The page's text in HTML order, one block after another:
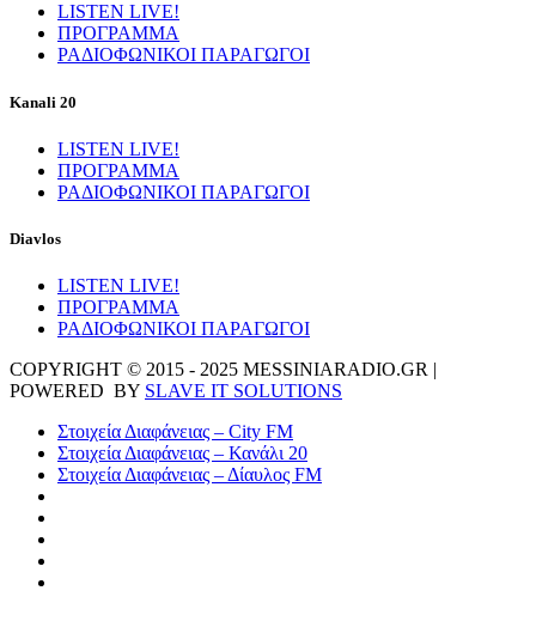
LISTEN LIVE!
ΠΡΟΓΡΑΜΜΑ
ΡΑΔΙΟΦΩΝΙΚΟΙ ΠΑΡΑΓΩΓΟΙ
Kanali 20
LISTEN LIVE!
ΠΡΟΓΡΑΜΜΑ
ΡΑΔΙΟΦΩΝΙΚΟΙ ΠΑΡΑΓΩΓΟΙ
Diavlos
LISTEN LIVE!
ΠΡΟΓΡΑΜΜΑ
ΡΑΔΙΟΦΩΝΙΚΟΙ ΠΑΡΑΓΩΓΟΙ
COPYRIGHT © 2015 - 2025 MESSINIARADIO.GR |
POWERED BY SLAVE IT SOLUTIONS
Στοιχεία Διαφάνειας – City FM
Στοιχεία Διαφάνειας – Κανάλι 20
Στοιχεία Διαφάνειας – Δίαυλος FM